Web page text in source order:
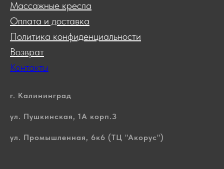
Массажные кресла
Оплата и доставка
Политика конфиденциальности
Возврат
Контакты
г. Калининград
ул. Пушкинская, 1А корп.3
ул. Промышленная, 6к6 (ТЦ "Акорус")